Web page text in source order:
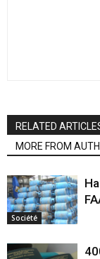
RELATED
MORE FROM
Société